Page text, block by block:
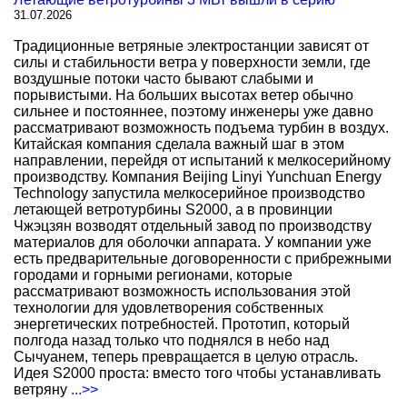
31.07.2026
Традиционные ветряные электростанции зависят от
силы и стабильности ветра у поверхности земли, где
воздушные потоки часто бывают слабыми и
порывистыми. На больших высотах ветер обычно
сильнее и постояннее, поэтому инженеры уже давно
рассматривают возможность подъема турбин в воздух.
Китайская компания сделала важный шаг в этом
направлении, перейдя от испытаний к мелкосерийному
производству. Компания Beijing Linyi Yunchuan Energy
Technology запустила мелкосерийное производство
летающей ветротурбины S2000, а в провинции
Чжэцзян возводят отдельный завод по производству
материалов для оболочки аппарата. У компании уже
есть предварительные договоренности с прибрежными
городами и горными регионами, которые
рассматривают возможность использования этой
технологии для удовлетворения собственных
энергетических потребностей. Прототип, который
полгода назад только что поднялся в небо над
Сычуанем, теперь превращается в целую отрасль.
Идея S2000 проста: вместо того чтобы устанавливать
ветряну ...>>